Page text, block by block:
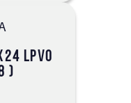
LPVO
)